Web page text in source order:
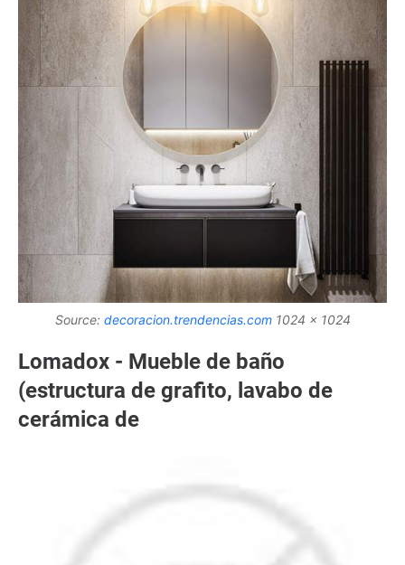
Source: decoracion.trendencias.com1024 x 1024
Lomadox - Mueble de baño
(estructura de grafito, lavabo de
cerámica de